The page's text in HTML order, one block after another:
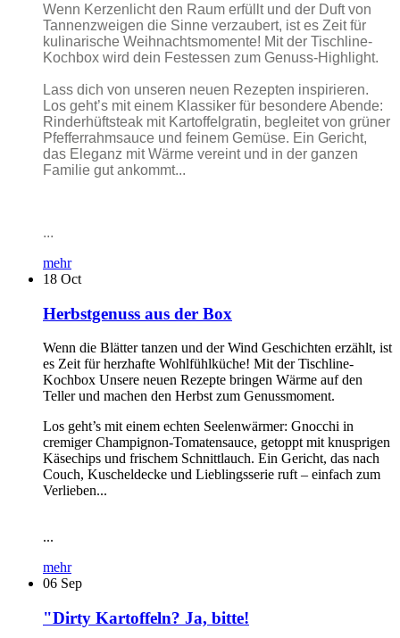
Wenn Kerzenlicht den Raum erfüllt und der Duft von
Tannenzweigen die Sinne verzaubert, ist es Zeit für
kulinarische Weihnachtsmomente! Mit der Tischline-
Kochbox wird dein Festessen zum Genuss-Highlight.
Lass dich von unseren neuen Rezepten inspirieren.
Los geht’s mit einem Klassiker für besondere Abende:
Rinderhüftsteak mit Kartoffelgratin, begleitet von grüner
Pfefferrahmsauce und feinem Gemüse. Ein Gericht,
das Eleganz mit Wärme vereint und in der ganzen
Familie gut ankommt...
...
mehr
18 Oct
Herbstgenuss aus der Box
Wenn die Blätter tanzen und der Wind Geschichten erzählt, ist
es Zeit für herzhafte Wohlfühlküche! Mit der Tischline-
Kochbox Unsere neuen Rezepte bringen Wärme auf den
Teller und machen den Herbst zum Genussmoment.
Los geht’s mit einem echten Seelenwärmer: Gnocchi in
cremiger Champignon-Tomatensauce, getoppt mit knusprigen
Käsechips und frischem Schnittlauch. Ein Gericht, das nach
Couch, Kuscheldecke und Lieblingsserie ruft – einfach zum
Verlieben...
...
mehr
06 Sep
"Dirty Kartoffeln? Ja, bitte!